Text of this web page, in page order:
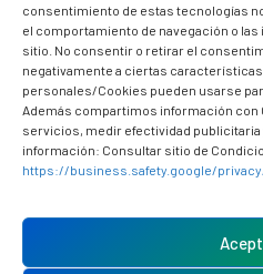
consentimiento de estas tecnologías
el comportamiento de navegación o
sitio. No consentir o retirar el
negativamente a ciertas
personales/Cookies pueden usarse
Además compartimos información con
servicios, medir efectividad publicitaria
información: Consultar sitio de
https://business.safety.google/
Política de cookies